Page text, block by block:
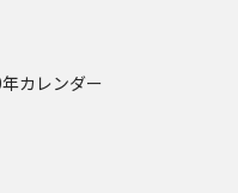
サイト
カレンダー